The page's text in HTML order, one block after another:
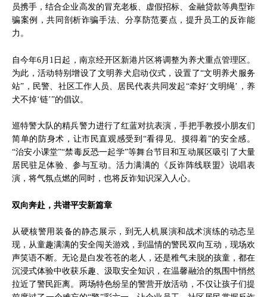
员携手，结合企业高发的冒充老板、虚假招标、金融贷款等典型诈
骗案例，共同剖析诈骗手法、分享防范要点，提升员工的反诈能
力。
自今年6月1日起，南京经开区新港片区将调整为养犬重点管理区。
为此，活动特别增设了文明养犬启动仪式，设置了“文明养犬服务
站”，民警、社区工作人员、居民代表共同发起“牵好‘文明绳’，养
犬不掉‘链’”的倡议。
巡特警大队的精兵警力进行了红蓝对抗表演，手把手教授小朋友们
简单的防身术，让市民直观感受到“看得见、摸得着”的安全感。
“治安小课堂”“禁毒反恐一起学”等舞台节目和互动展区吸引了大量
居民驻足体验、参与互动。活力满满的《反诈阵线联盟》说唱表
演，将气氛点燃的同时，也将反诈知识深入人心。
双向奔赴，共谱平安新篇章
从硬核警用装备的静态展示，到无人机展演和战术演练的动态呈
现，从童趣满满的安全闯关游戏，到温情的警民双向互动，现场欢
声笑语不断。无论是白发苍苍的老人，还是稚气未脱的孩童，都在
沉浸式体验中收获乐趣、汲取安全知识，在温馨融洽的氛围中悄然
拉近了警民距离。两场特色纷呈的警营开放活动，不仅让孩子们提